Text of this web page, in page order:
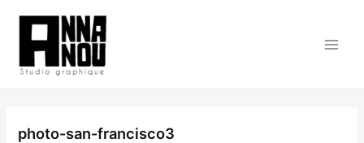
contenu
photo-san-francisco3